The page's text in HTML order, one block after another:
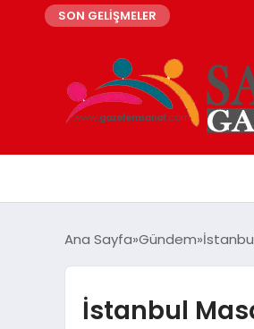
SON GELİŞMELER
Ana Sayfa Gündem
İstanbul